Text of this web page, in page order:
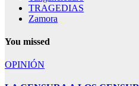
TRAGEDIAS
Zamora
You missed
OPINIÓN